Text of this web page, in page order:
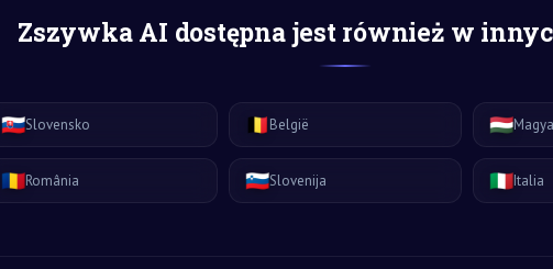
Zszywka AI dostępna jest również w
🇸🇰Slovensko 🇧🇪België 🇭🇺
🇷🇴România 🇸🇮Slovenija 🇮🇹Italia